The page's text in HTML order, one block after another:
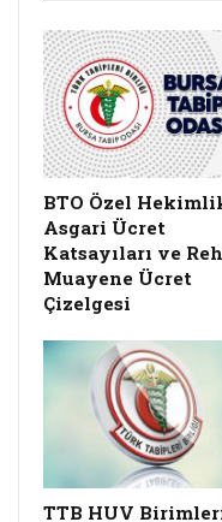
BTO Özel
Asgari Ücret
Katsayıları ve
Muayene Ücret
Çizelgesi
TTB HUV